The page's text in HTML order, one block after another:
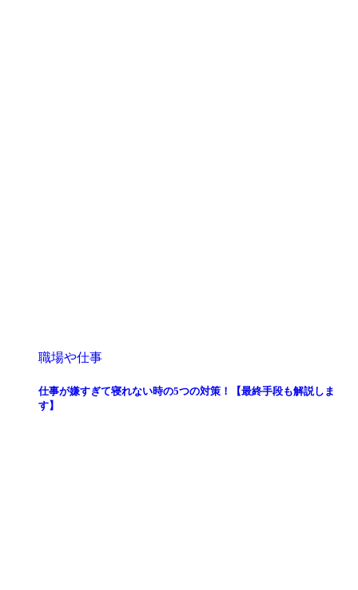
職場や仕事
仕事が嫌すぎて寝れない時の5つの対策！【最終手段も解説しま
す】